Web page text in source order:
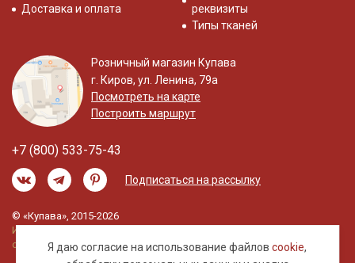
Я даю согласие на использование файловcookie,
Доставка и оплата
реквизиты
Типы тканей
Розничный магазин Купава
г. Киров, ул. Ленина, 79а
Посмотреть на карте
Построить маршрут
+7 (800) 533-75-43
Подписаться на рассылку
© «Купава», 2015-2026
Информация на сайте не является публичной
офертой.